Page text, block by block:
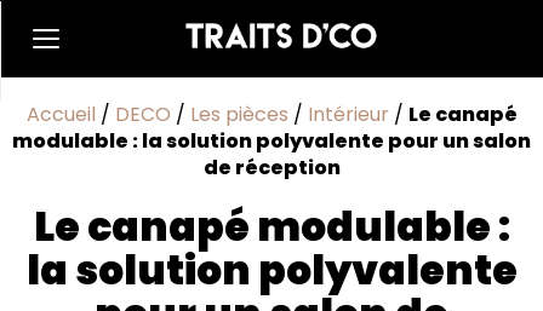
Accueil / DECO / Les pièces / Intérieur / Le canapé
modulable : la solution polyvalente pour un salon
de réception
Le canapé modulable :
la solution polyvalente